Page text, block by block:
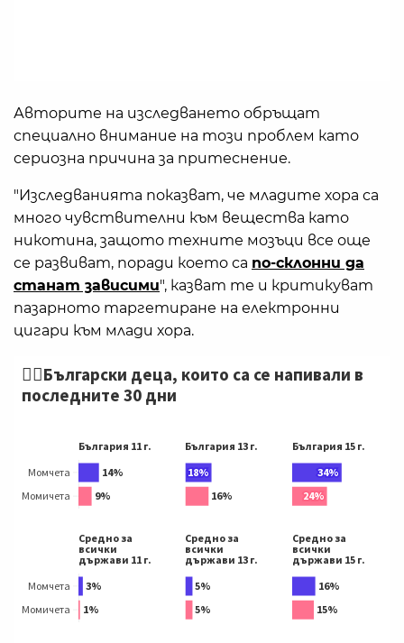
Авторите на изследването обръщат
специално внимание на този проблем като
сериозна причина за притеснение.
"Изследванията показват, че младите хора са
много чувствителни към вещества като
никотина, защото техните мозъци все още
се развиват, поради което са по-склонни да
станат зависими", казват те и критикуват
пазарното таргетиране на електронни
цигари към млади хора.